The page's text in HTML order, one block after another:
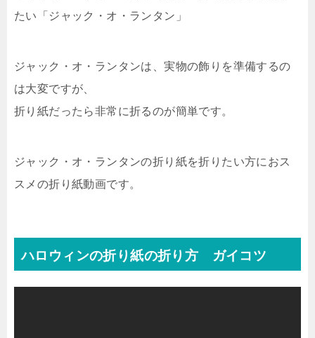
たい「ジャック・オ・ランタン」
ジャック・オ・ランタンは、実物の飾りを準備するの
は大変ですが、
折り紙だったら非常に折るのが簡単です。
ジャック・オ・ランタンの折り紙を折りたい方におス
スメの折り紙動画です。
ハロウィンの折り紙の折り方 ガイコツ